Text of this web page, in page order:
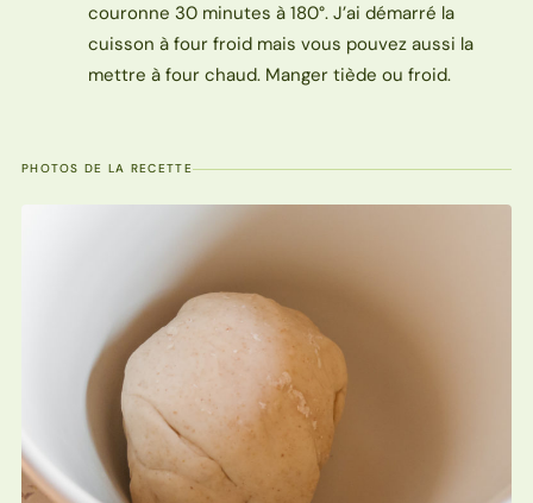
couronne 30 minutes à 180°. J’ai démarré la
cuisson à four froid mais vous pouvez aussi la
mettre à four chaud. Manger tiède ou froid.
PHOTOS DE LA RECETTE